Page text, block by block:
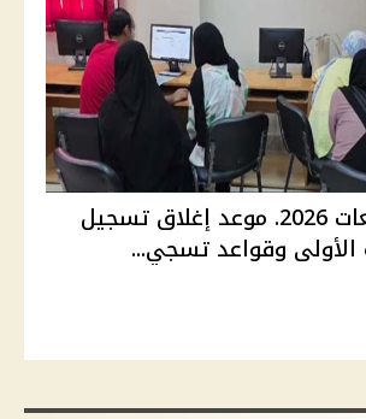
تنسيق الجامعات 2026. موعد إغلاق تسجيل
الأولى وقواعد تسجي...